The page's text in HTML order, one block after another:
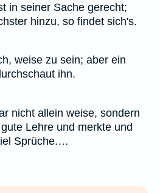
in seiner Sache gerecht;
hinzu, so findet sich's.
weise zu sein; aber ein
ihn.
nicht allein weise, sondern
Lehre und merkte und
Sprüche.…